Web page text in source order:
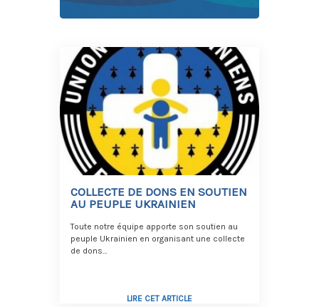
COLLECTE DE DONS EN SOUTIEN
AU PEUPLE UKRAINIEN
Toute notre équipe apporte son soutien au
peuple Ukrainien en organisant une collecte
de dons…
LIRE CET ARTICLE